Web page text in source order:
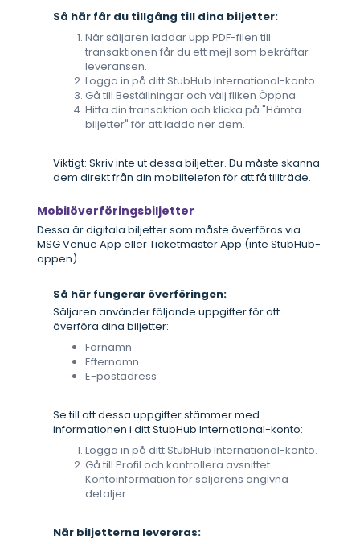
Så här får du tillgång till dina biljetter:
När säljaren laddar upp PDF-filen till
transaktionen får du ett mejl som bekräftar
leveransen.
Logga in på ditt StubHub International-konto.
Gå till Beställningar och välj fliken Öppna.
Hitta din transaktion och klicka på "Hämta
biljetter" för att ladda ner dem.
Viktigt: Skriv inte ut dessa biljetter. Du måste skanna
dem direkt från din mobiltelefon för att få tillträde.
Mobilöverföringsbiljetter
Dessa är digitala biljetter som måste överföras via
MSG Venue App eller Ticketmaster App (inte StubHub-
appen).
Så här fungerar överföringen:
Säljaren använder följande uppgifter för att
överföra dina biljetter:
Förnamn
Efternamn
E-postadress
Se till att dessa uppgifter stämmer med
informationen i ditt StubHub International-konto:
Logga in på ditt StubHub International-konto.
Gå till Profil och kontrollera avsnittet
Kontoinformation för säljarens angivna
detaljer.
När biljetterna levereras: